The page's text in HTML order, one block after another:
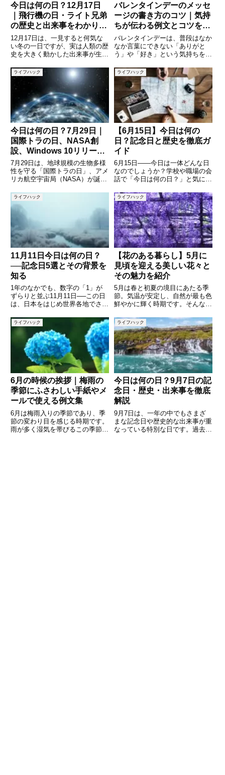
今日は何の日？12月17日
｜飛行機の日・ライト兄弟
の歴史と出来事をわかりや
すく解説
12月17日は、一見すると何気な
い冬の一日ですが、実は人類の歴
史を大きく動かした出来事が生ま
を飛ぶという人類の長年の夢が現
実となった「飛行機の日」をはじ
め、食や文化に関わる記念日、歴
史的な出来事など、知れば誰か
バレンタインデーのメッセ
ージの書き方のコツ｜気持
ちが伝わる例文とコツをや
さしく解説
バレンタインデーは、普段はなか
なか言葉にできない「ありがと
う」や「好き」という気持ちを、
チョコレートやプレゼントに添え
るメッセージひとつで、相手の受
け取る印象は大きく変わります。
しかし、「何を書けばいいのかわ
か
ライフハック
今日は何の日？7月29日｜
国際トラの日、NASA創
設、Windows 10リリー
ス…歴史と記念日の意味を
一気に解説
7月29日は、地球規模の生物多様
性を守る「国際トラの日」、アメ
リカ航空宇宙局（NASA）が誕生
を大きく変えた「Windows 10」
が世界同時リリースされた日でも
あります。さらに、日本で
は“29（にく）”の語呂
ライフハック
【6月15日】今日は何の
日？記念日と歴史を徹底ガ
イド
6月15日――今日は一体どんな日
なのでしょうか？学校や職場の会
話で「今日は何の日？」と気にな
は、日本では「生姜の日」や「米
百俵デー」などのユニークな記念
日があり、さらに世界的には「マ
グナ・カルタ」の承認や歴史的
ライフハック
11月11日今日は何の日？
──記念日5選とその背景を
知る
1年のなかでも、数字の「1」が
ずらりと並ぶ11月11日──この日
は、日本をはじめ世界各地でさま
重なっています。なかには広く知
られた「ポッキー＆プリッツの
日」もあれば、戦争の終結を記念
する国際的な意義をもつ日も。
ライフハック
【花のある暮らし】5月に
見頃を迎える美しい花々と
その魅力を紹介
5月は春と初夏の境目にあたる季
節。気温が安定し、自然が最も色
鮮やかに輝く時期です。そんな5
き誇ります。藤、バラ、ツツジ、
菖蒲など、私たちの目を楽しませ
てくれる花が各地の庭園や公園を
彩ります。本記事では、5月に咲
ライフハック
6月の時候の挨拶｜梅雨の
季節にふさわしい手紙やメ
ールで使える例文集
6月は梅雨入りの季節であり、季
節の変わり目を感じる時期です。
雨が多く湿気を帯びるこの季節に
ライフハック
今日は何の日？9月7日の記
念日・歴史・出来事を徹底
解説
9月7日は、一年の中でもさまざ
まな記念日や歴史的な出来事が重
なっている特別な日です。過去に